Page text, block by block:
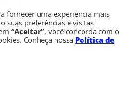
fornecer uma experiência mais
suas preferências e visitas
“Aceitar”, você concorda com o
Conheça nossa Política de